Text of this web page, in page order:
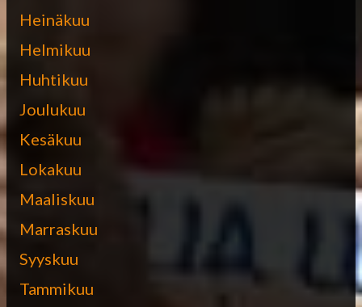
Heinäkuu
Helmikuu
Huhtikuu
Joulukuu
Kesäkuu
Lokakuu
Maaliskuu
Marraskuu
Syyskuu
Tammikuu